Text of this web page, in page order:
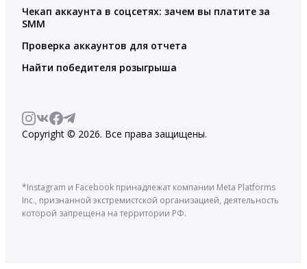
Чекап аккаунта в соцсетях: зачем вы платите за
SMM
Проверка аккаунтов для отчета
Найти победителя розыгрыша
Copyright © 2026. Все права защищены.
*Instagram и Facebook принадлежат компании Meta Platforms
Inc., признанной экстремистской организацией, деятельность
которой запрещена на территории РФ.